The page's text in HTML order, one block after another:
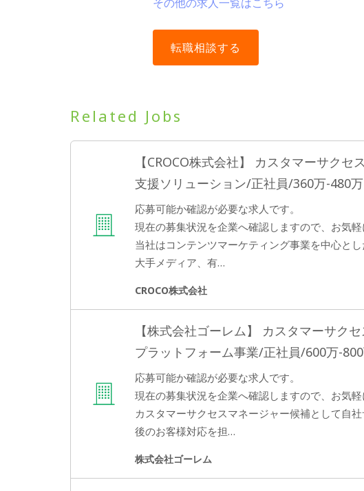
Related Jobs
【CROCO株式会社】 カスタマーサク
支援ソリューション/正社員/360万-480
応募可能か確認が必要な求人です。
現在の募集状況を企業へ確認しますので、お気軽
当社はコンテンツマーケティング事業を中心と
大手メディア、有…
CROCO株式会社
【株式会社ゴーレム】 カスタマーサク
プラットフォーム事業/正社員/600万-
応募可能か確認が必要な求人です。
現在の募集状況を企業へ確認しますので、お気軽
カスタマーサクセスマネージャー候補として自
後のお客様対応を担…
株式会社ゴーレム